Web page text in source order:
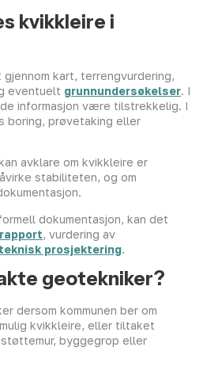
kvikkleire i
kart, terrengvurdering,
eventuelt grunnundersøkelser. I
informasjon være tilstrekkelig. I
boring, prøvetaking eller
avklare om kvikkleire er
stabiliteten, og om
dokumentasjon, kan det
, vurdering av
prosjektering.
geotekniker?
dersom kommunen ber om
kvikkleire, eller tiltaket
byggegrop eller